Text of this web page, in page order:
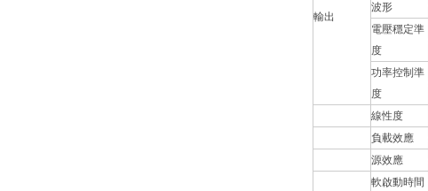
輸出
波形
電壓穩定準
度
功率控制準
度
線性度
負載效應
源效應
軟啟動時間